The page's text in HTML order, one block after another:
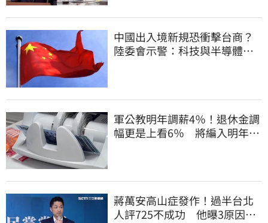
中國出入境新規恐衝擊台商？
陸委會示警：科技與半導體從
軍公教明年調薪4％！退休金調
幅更是上看6％ 將編入明年度
蔣萬安高山症發作！過半台北
人評725不成功 他曝3原因：